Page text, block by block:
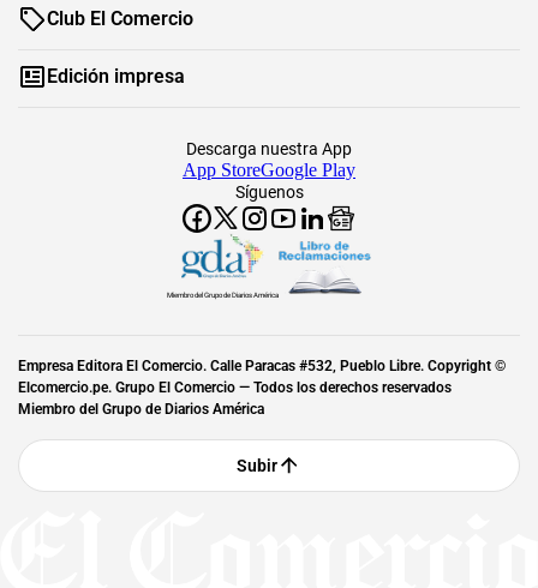
Club El Comercio
Edición impresa
Síguenos
Descarga nuestra App
App StoreGoogle Play
Miembro del Grupo de Diarios América
Empresa Editora El Comercio. Calle Paracas #532, Pueblo Libre. Copyright ©
Elcomercio.pe. Grupo El Comercio — Todos los derechos reservados
Miembro del Grupo de Diarios América
Subir